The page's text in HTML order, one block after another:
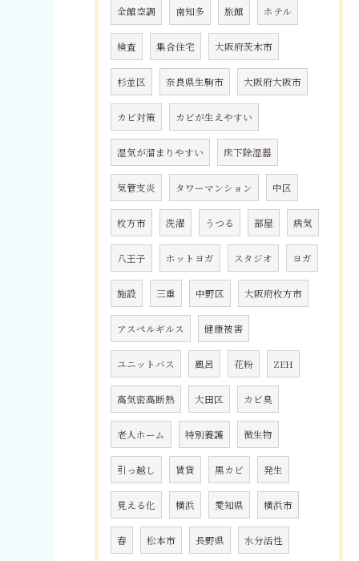
全館空調 南知多 旅館 ホテル
検査 集合住宅 大阪府茨木市
杉並区 奈良県生駒市 大阪府大阪市
カビ対策 カビが生えやすい
湿気が溜まりやすい 床下除湿器
気管支炎 タワーマンション 中区
枚方市 洗濯 うつる 部屋 病気
八王子 ホットヨガ スタジオ ヨガ
施設 三重 中野区 大阪府枚方市
アスペルギルス 健康被害
ユニットバス 風呂 花粉 ZEH
高気密高断熱 大田区 カビ臭
老人ホーム 特別養護 微生物
引っ越し 賃貸 黒カビ 発生
見える化 横浜 愛知県 横浜市
春 松本市 長野県 水分活性